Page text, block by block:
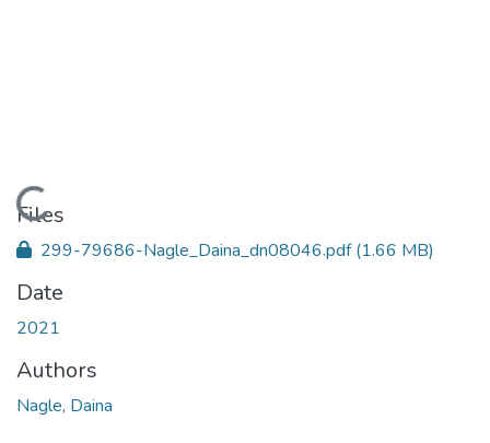
Loading...
Files
299-79686-Nagle_Daina_dn08046.pdf(1.66 MB)
Date
2021
Authors
Nagle, Daina